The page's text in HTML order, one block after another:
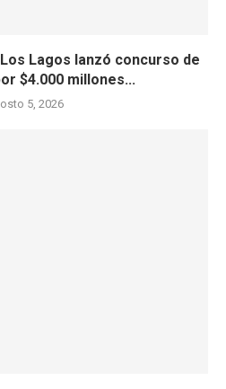
Lagos lanzó concurso de
$4.000 millones...
5, 2026